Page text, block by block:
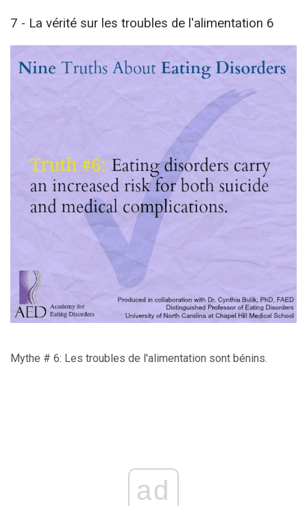
7 - La vérité sur les troubles de l'alimentation 6
Mythe # 6: Les troubles de l'alimentation sont bénins.
ad